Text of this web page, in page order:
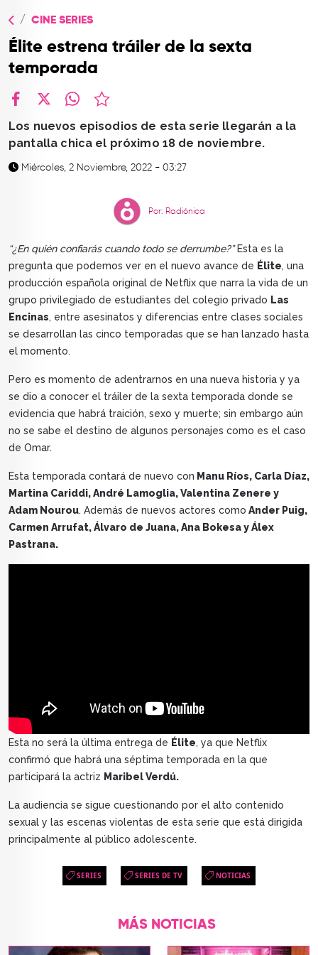
QUIÉNES SOMOS
CONTACTO
CINE SERIES
Élite estrena tráiler de la sexta
temporada
Los nuevos episodios de esta serie llegarán a la
pantalla chica el próximo 18 de noviembre.
Miércoles, 2 Noviembre, 2022 - 03:27
Por: Radiónica
“¿En quién confiarás cuando todo se derrumbe?”Esta es la
pregunta que podemos ver en el nuevo avance de Élite, una
producción española original de Netflix que narra la vida de un
grupo privilegiado de estudiantes del colegio privado Las
Encinas, entre asesinatos y diferencias entre clases sociales
se desarrollan las cinco temporadas que se han lanzado hasta
el momento.
Pero es momento de adentrarnos en una nueva historia y ya
se dio a conocer el tráiler de la sexta temporada donde se
evidencia que habrá traición, sexo y muerte; sin embargo aún
no se sabe el destino de algunos personajes como es el caso
de Omar.
Esta temporada contará de nuevo con Manu Ríos, Carla Díaz,
Martina Cariddi, André Lamoglia, Valentina Zenere y
Adam Nourou. Además de nuevos actores como Ander Puig,
Carmen Arrufat, Álvaro de Juana, Ana Bokesa y Álex
Pastrana.
Esta no será la última entrega de Élite, ya que Netflix
confirmó que habrá una séptima temporada en la que
participará la actriz Maribel Verdú.
La audiencia se sigue cuestionando por el alto contenido
sexual y las escenas violentas de esta serie que está dirigida
principalmente al público adolescente.
SERIES SERIES DE TV NOTICIAS
MÁS NOTICIAS